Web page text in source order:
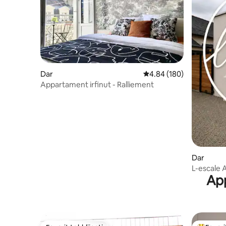
Dar Rating medju ta' 4.84
4.84 (180)
Appartament irfinut - Ralliement
Dar
L-escale